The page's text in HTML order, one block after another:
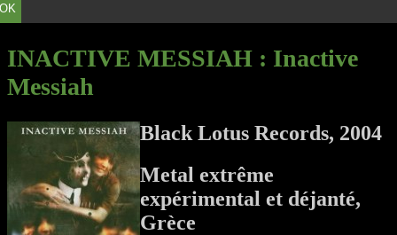
OK
INACTIVE MESSIAH : Inactive
Messiah
Black Lotus Records, 2004
Metal extrême
expérimental et déjanté,
Grèce